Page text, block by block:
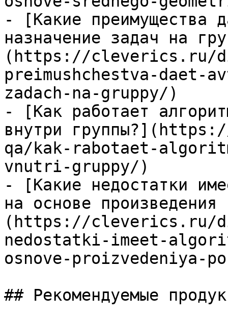
- [Какие преимущества
назначение задач на
(https://cleverics.ru/
preimushchestva-daet-
zadach-na-gruppy/)
- [Как работает
внутри
qa/kak-rabotaet-
vnutri-gruppy/)
- [Какие недостатки
на основе произведения
(https://cleverics.ru/
nedostatki-imeet-
osnove-proizvedeniya-
## Рекомендуемые